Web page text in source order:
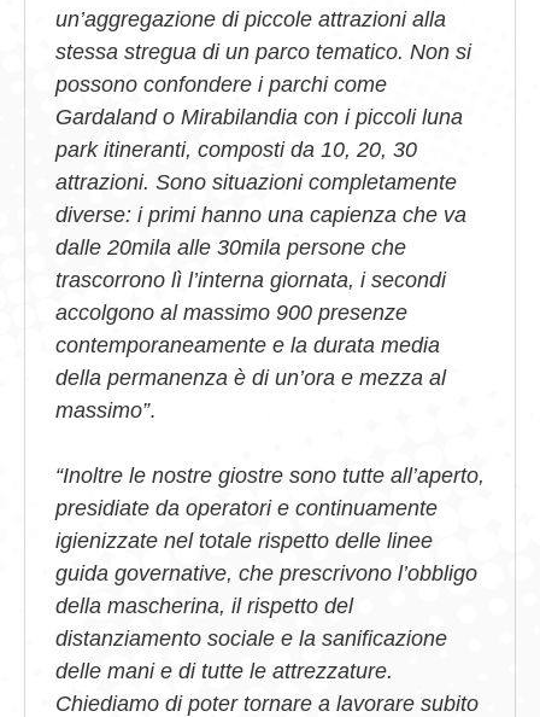
un’aggregazione di piccole attrazioni alla
stessa stregua di un parco tematico. Non si
possono confondere i parchi come
Gardaland o Mirabilandia con i piccoli luna
park itineranti, composti da 10, 20, 30
attrazioni. Sono situazioni completamente
diverse: i primi hanno una capienza che va
dalle 20mila alle 30mila persone che
trascorrono lì l’interna giornata, i secondi
accolgono al massimo 900 presenze
contemporaneamente e la durata media
della permanenza è di un’ora e mezza al
massimo”.
“Inoltre le nostre giostre sono tutte all’aperto,
presidiate da operatori e continuamente
igienizzate nel totale rispetto delle linee
guida governative, che prescrivono l’obbligo
della mascherina, il rispetto del
distanziamento sociale e la sanificazione
delle mani e di tutte le attrezzature.
Chiediamo di poter tornare a lavorare subito